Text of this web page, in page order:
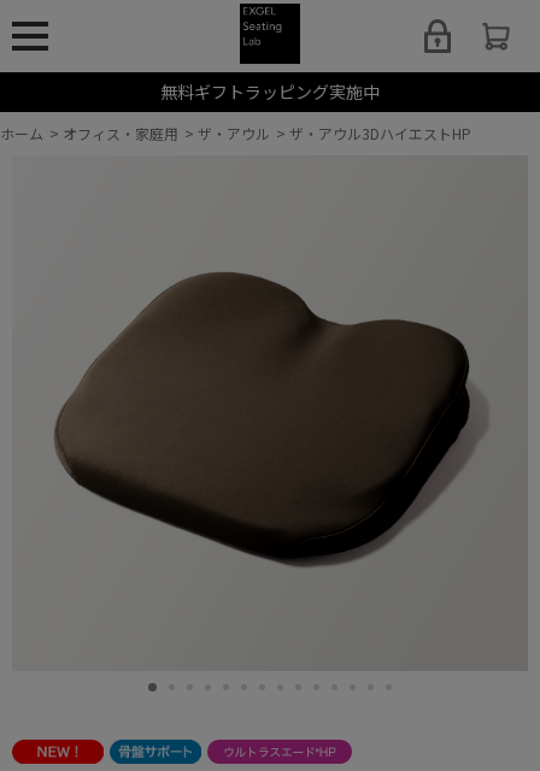
無料ギフトラッピング実施中
ホーム > オフィス・家庭用 > ザ・アウル > ザ・アウル3DハイエストHP